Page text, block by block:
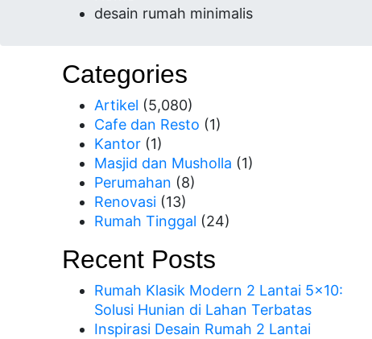
desain rumah minimalis
Categories
Artikel (5,080)
Cafe dan Resto (1)
Kantor (1)
Masjid dan Musholla (1)
Perumahan (8)
Renovasi (13)
Rumah Tinggal (24)
Recent Posts
Rumah Klasik Modern 2 Lantai 5×10:
Solusi Hunian di Lahan Terbatas
Inspirasi Desain Rumah 2 Lantai